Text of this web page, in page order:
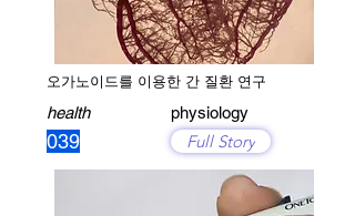
오가노이드를 이용한 간 질환 연구
health
039
physiology
Full Story